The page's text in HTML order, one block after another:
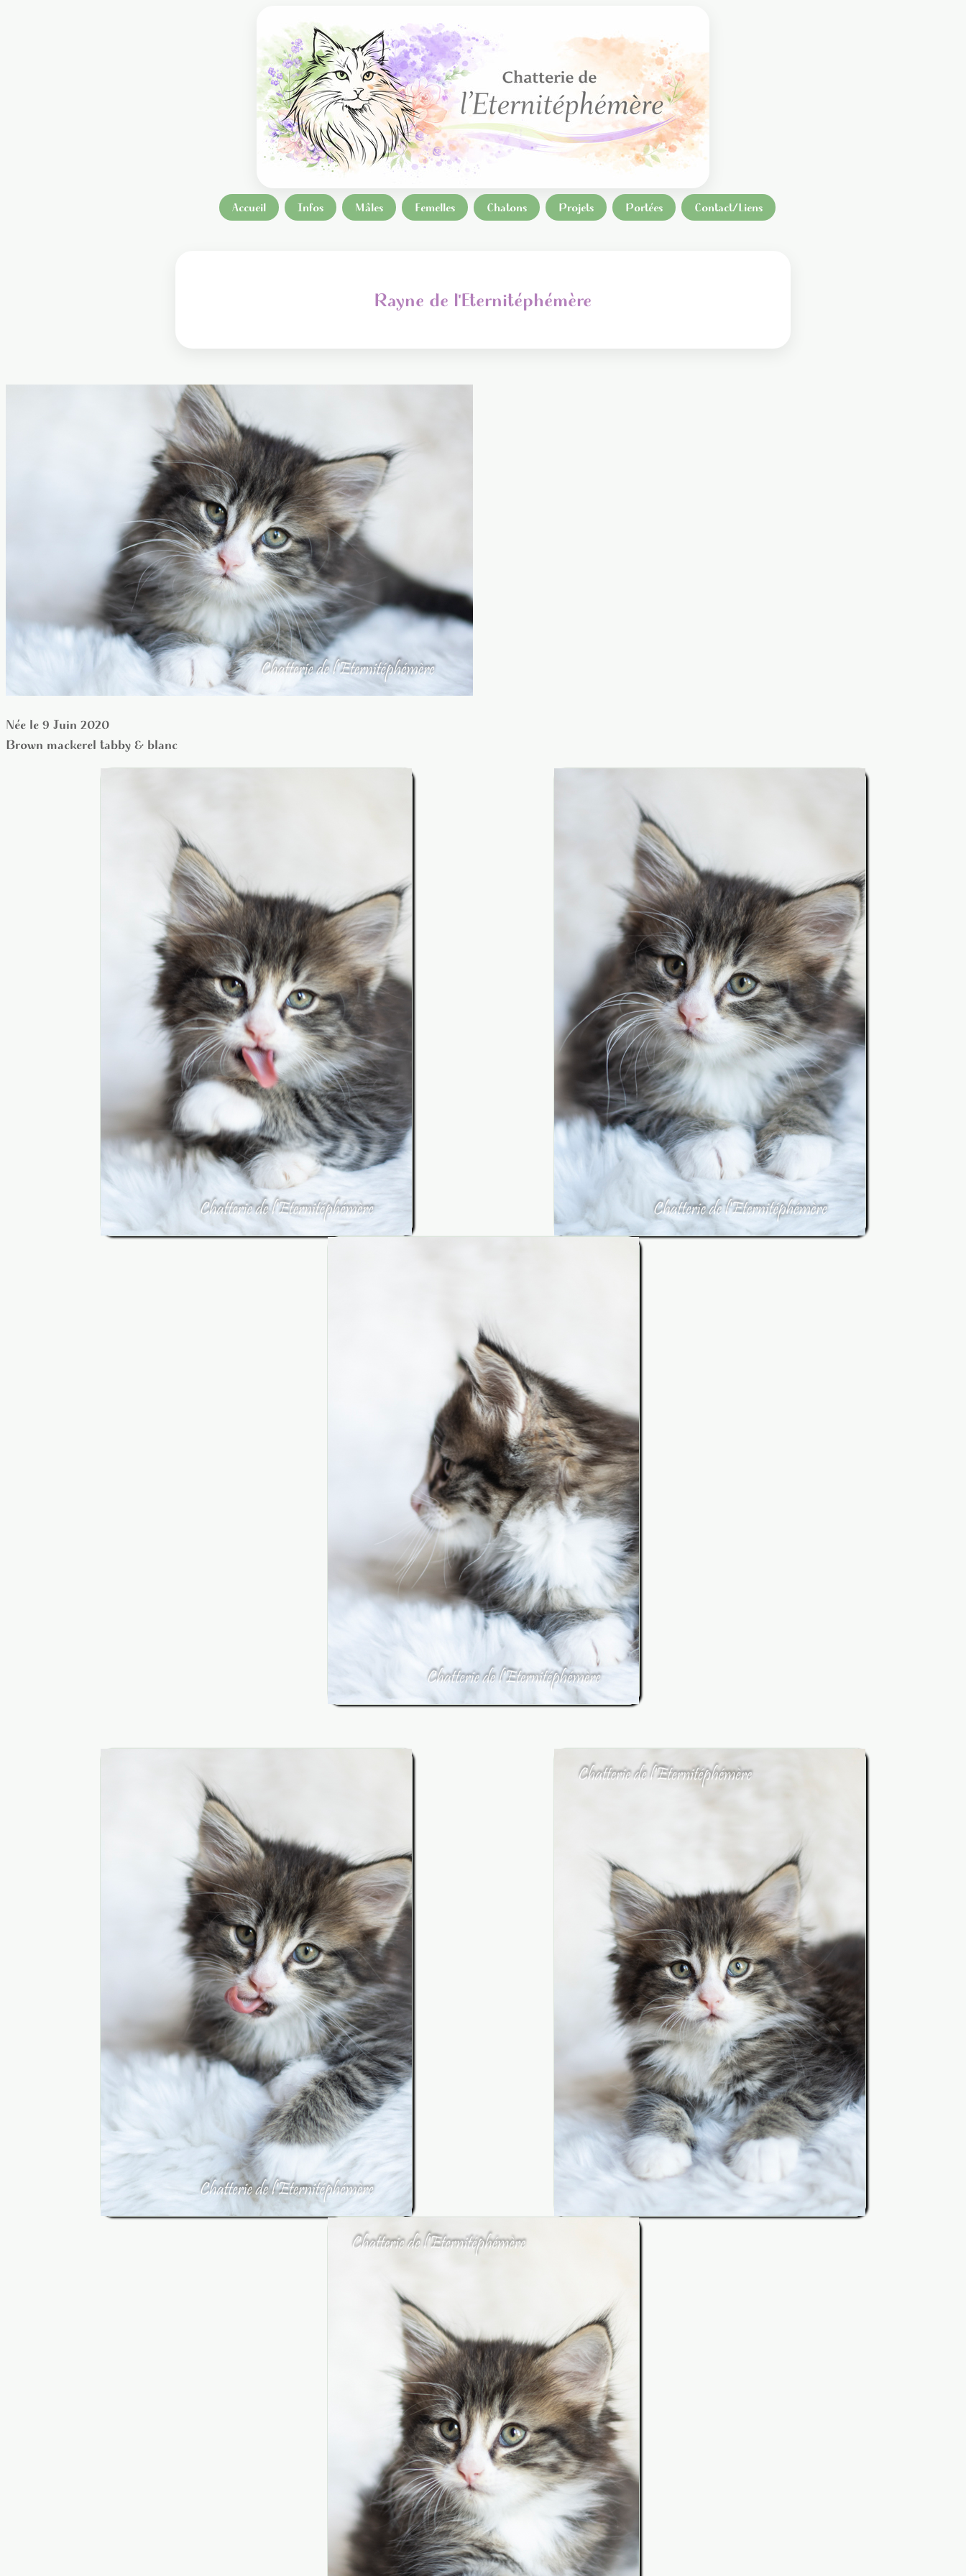
Accueil Infos Mâles Femelles Chatons Projets Portées Contact/Liens
Rayne de l'Eternitéphémère
Née le 9 Juin 2020
Brown mackerel tabby & blanc